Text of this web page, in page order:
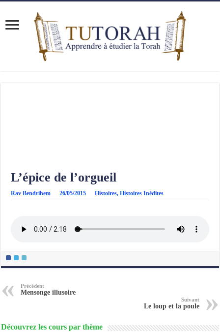
L’épice de l’orgueil
Rav Bendrihem 26/05/2015 Histoires,Histoires Inédites
Précédent
Mensonge illusoire
Suivant
Le loup et la poule
Découvrez les cours par thème